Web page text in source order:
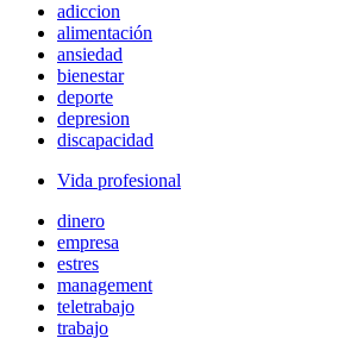
adiccion
alimentación
ansiedad
bienestar
deporte
depresion
discapacidad
Vida profesional
dinero
empresa
estres
management
teletrabajo
trabajo